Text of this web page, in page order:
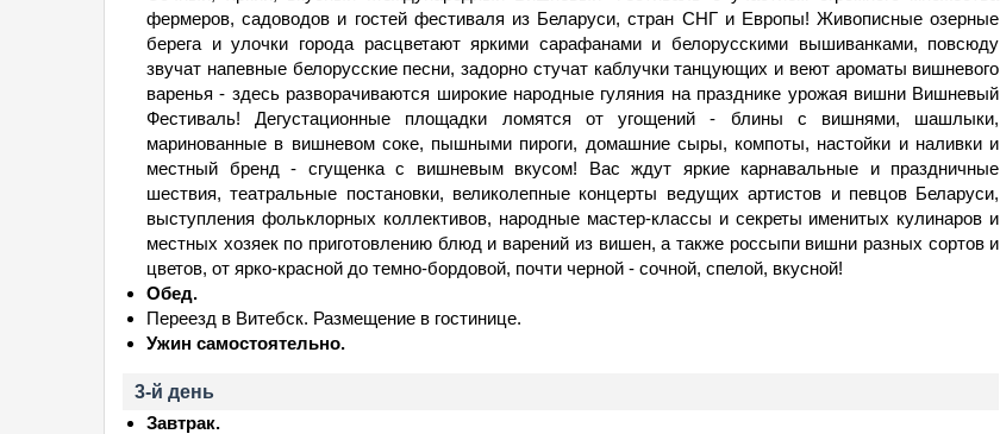
фермеров, садоводов и гостей фестиваля из Беларуси, стран СНГ и Европы! Живописные озерные
берега и улочки города расцветают яркими сарафанами и белорусскими вышиванками, повсюду
звучат напевные белорусские песни, задорно стучат каблучки танцующих и веют ароматы вишневого
варенья - здесь разворачиваются широкие народные гуляния на празднике урожая вишни Вишневый
Фестиваль! Дегустационные площадки ломятся от угощений - блины с вишнями, шашлыки,
маринованные в вишневом соке, пышными пироги, домашние сыры, компоты, настойки и наливки и
местный бренд - сгущенка с вишневым вкусом! Вас ждут яркие карнавальные и праздничные
шествия, театральные постановки, великолепные концерты ведущих артистов и певцов Беларуси,
выступления фольклорных коллективов, народные мастер-классы и секреты именитых кулинаров и
местных хозяек по приготовлению блюд и варений из вишен, а также россыпи вишни разных сортов и
цветов, от ярко-красной до темно-бордовой, почти черной - сочной, спелой, вкусной!
Обед.
Переезд в Витебск. Размещение в гостинице.
Ужин самостоятельно.
3-й день
Завтрак.